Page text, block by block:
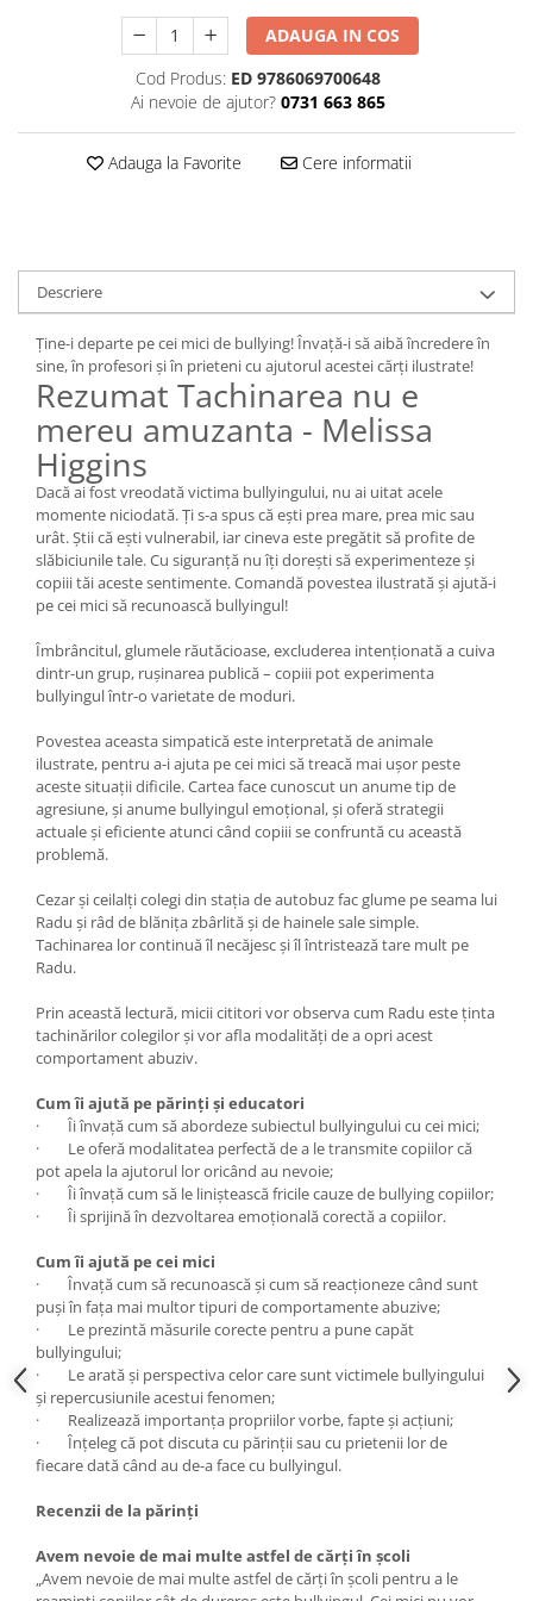
ADAUGA IN COS
Cod Produs: ED 9786069700648
Ai nevoie de ajutor? 0731 663 865
Adauga la Favorite Cere informatii
Descriere
Ține-i departe pe cei mici de bullying! Învață-i să aibă încredere în
sine, în profesori și în prieteni cu ajutorul acestei cărți ilustrate!
Rezumat Tachinarea nu e
mereu amuzanta - Melissa
Higgins
Dacă ai fost vreodată victima bullyingului, nu ai uitat acele
momente niciodată. Ți s-a spus că ești prea mare, prea mic sau
urât. Știi că ești vulnerabil, iar cineva este pregătit să profite de
slăbiciunile tale. Cu siguranță nu îți dorești să experimenteze și
copiii tăi aceste sentimente. Comandă povestea ilustrată și ajută-i
pe cei mici să recunoască bullyingul!
Îmbrâncitul, glumele răutăcioase, excluderea intenționată a cuiva
dintr-un grup, rușinarea publică – copiii pot experimenta
bullyingul într-o varietate de moduri.
Povestea aceasta simpatică este interpretată de animale
ilustrate, pentru a-i ajuta pe cei mici să treacă mai uşor peste
aceste situații dificile. Cartea face cunoscut un anume tip de
agresiune, şi anume bullyingul emoțional, și oferă strategii
actuale și eficiente atunci când copiii se confruntă cu această
problemă.
Cezar și ceilalți colegi din stația de autobuz fac glume pe seama lui
Radu și râd de blănița zbârlită și de hainele sale simple.
Tachinarea lor continuă îl necăjesc și îl întristează tare mult pe
Radu.
Prin această lectură, micii cititori vor observa cum Radu este ținta
tachinărilor colegilor și vor afla modalități de a opri acest
comportament abuziv.
Cum îi ajută pe părinți și educatori
· Îi învață cum să abordeze subiectul bullyingului cu cei mici;
· Le oferă modalitatea perfectă de a le transmite copiilor că
pot apela la ajutorul lor oricând au nevoie;
· Îi învață cum să le liniștească fricile cauze de bullying copiilor;
· Îi sprijină în dezvoltarea emoțională corectă a copiilor.
Cum îi ajută pe cei mici
· Învață cum să recunoască și cum să reacționeze când sunt
puși în fața mai multor tipuri de comportamente abuzive;
· Le prezintă măsurile corecte pentru a pune capăt
bullyingului;
· Le arată și perspectiva celor care sunt victimele bullyingului
și repercusiunile acestui fenomen;
· Realizează importanța propriilor vorbe, fapte și acțiuni;
· Înțeleg că pot discuta cu părinții sau cu prietenii lor de
fiecare dată când au de-a face cu bullyingul.
Recenzii de la părinți
Avem nevoie de mai multe astfel de cărți în școli
„Avem nevoie de mai multe astfel de cărți în școli pentru a le